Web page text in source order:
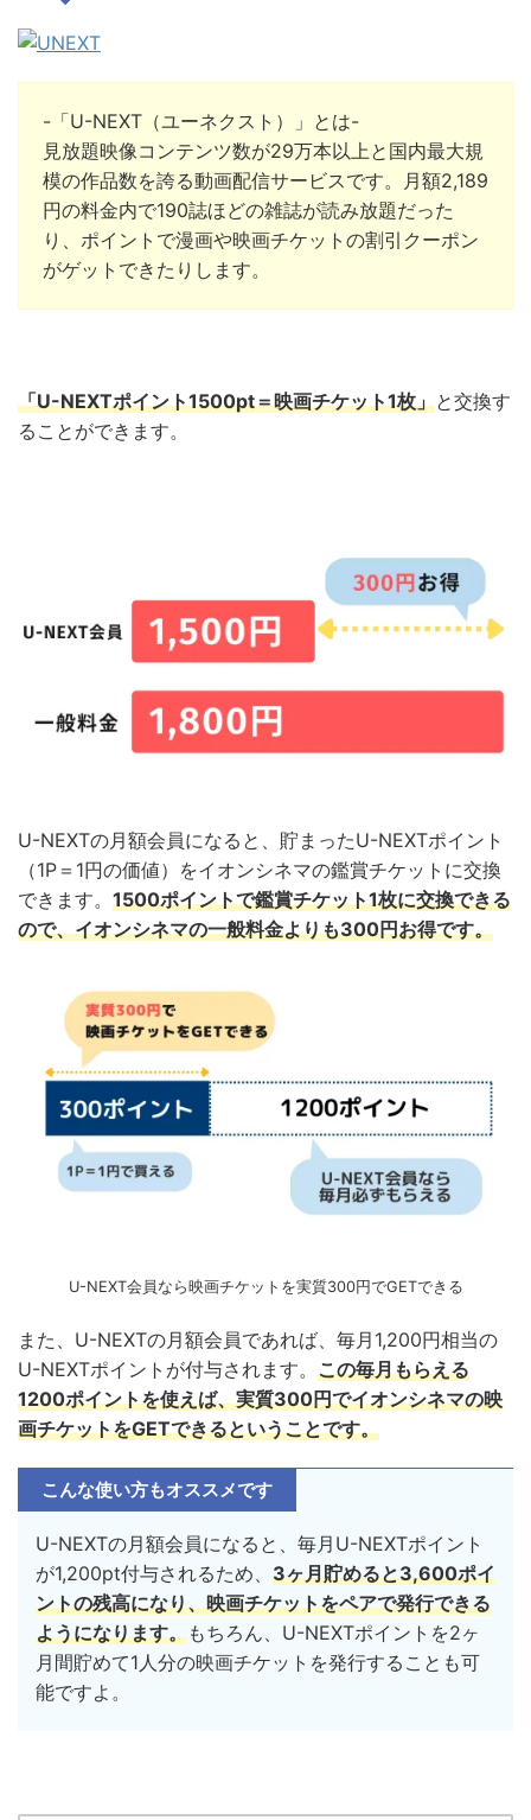
-「U-NEXT（ユーネクスト）」とは-
見放題映像コンテンツ数が29万本以上と国内最大規
模の作品数を誇る動画配信サービスです。月額2,189
円の料金内で190誌ほどの雑誌が読み放題だった
り、ポイントで漫画や映画チケットの割引クーポン
がゲットできたりします。
「U-NEXTポイント1500pt＝映画チケット1枚」と交換す
ることができます。
U-NEXTの月額会員になると、貯まったU-NEXTポイント
（1P＝1円の価値）をイオンシネマの鑑賞チケットに交換
できます。 1500ポイントで鑑賞チケット1枚に交換できる
ので、イオンシネマの一般料金よりも300円お得です。
U-NEXT会員なら映画チケットを実質300円でGETできる
また、U-NEXTの月額会員であれば、毎月1,200円相当の
U-NEXTポイントが付与されます。 この毎月もらえる
1200ポイントを使えば、実質300円でイオンシネマの映
画チケットをGETできるということです。
こんな使い方もオススメです
U-NEXTの月額会員になると、毎月U-NEXTポイント
が1,200pt付与されるため、 3ヶ月貯めると3,600ポイ
ントの残高になり、映画チケットをペアで発行できる
ようになります。もちろん、U-NEXTポイントを2ヶ
月間貯めて1人分の映画チケットを発行することも可
能ですよ。